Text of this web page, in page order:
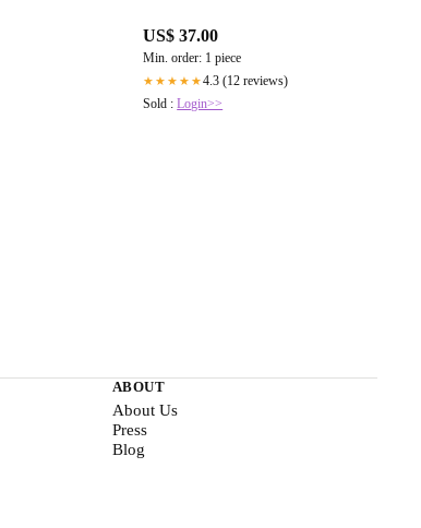
US$ 37.00
Min. order: 1 piece
★★★★★4.3 (12 reviews)
Sold :Login>>
ABOUT
About Us
Press
Blog